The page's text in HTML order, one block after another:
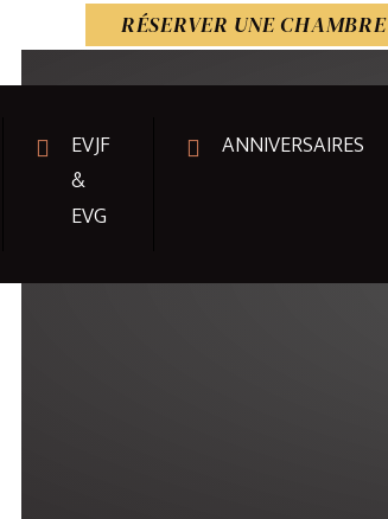
RÉSERVER UNE CHAMBRE
EVJF
&
EVG
ANNIVERSAIRES